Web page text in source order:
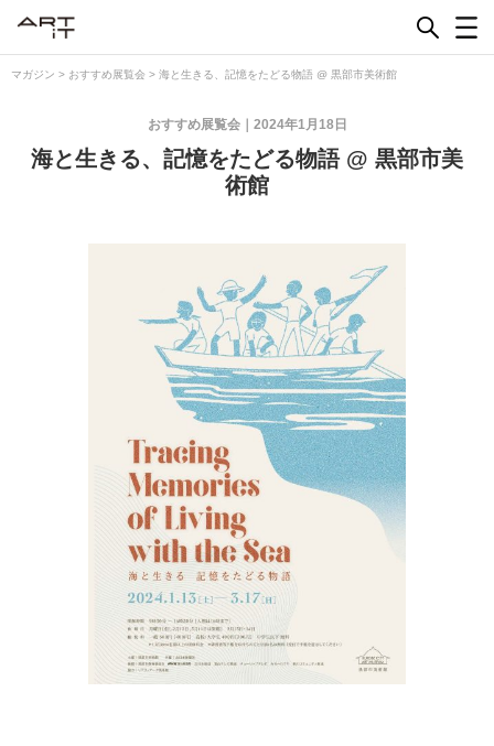
マガジン > おすすめ展覧会 > 海と生きる、記憶をたどる物語 @ 黒部市美術館
2024年1月18日
おすすめ展覧会
海と生きる、記憶をたどる物語 @ 黒部市美
術館